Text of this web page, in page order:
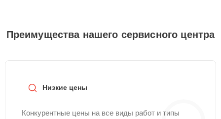
Преимущества нашего сервисного центра
Низкие цены
Конкурентные цены на все виды работ и типы